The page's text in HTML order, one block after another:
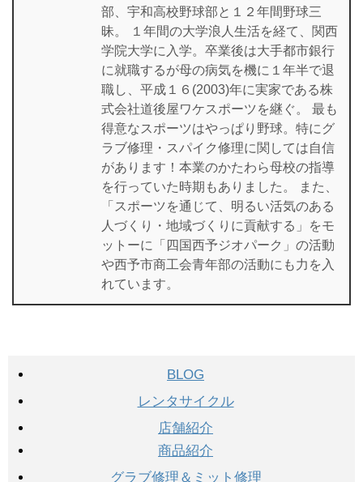
部、宇和高校野球部と１２年間野球三
昧。 １年間の大学浪人生活を経て、関西
学院大学に入学。卒業後は大手都市銀行
に就職するが母の病気を機に１年半で退
職し、平成１６(2003)年に実家である株
式会社道後屋ワケスポーツを継ぐ。 最も
得意なスポーツはやっぱり野球。特にグ
ラブ修理・スパイク修理に関しては自信
があります！本業のかたわら母校の指導
を行っていた時期もありました。 また、
「スポーツを通じて、明るい活気のある
人づくり・地域づくりに貢献する」をモ
ットーに「四国西予ジオパーク」の活動
や西予市商工会青年部の活動にも力を入
れています。
BLOG
レンタサイクル
店舗紹介
商品紹介
グラブ修理＆ミット修理